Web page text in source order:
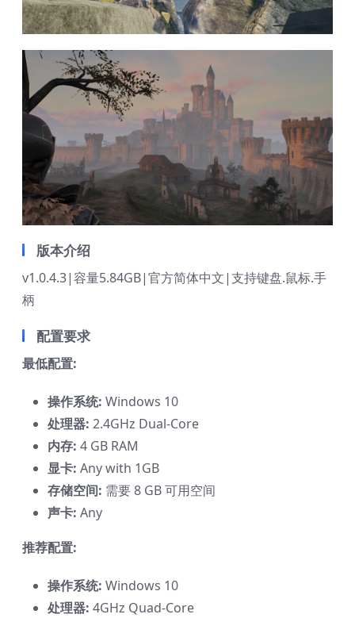
版本介绍
v1.0.4.3|容量5.84GB|官方简体中文|支持键盘.鼠标.手
柄
配置要求
最低配置:
操作系统: Windows 10
处理器: 2.4GHz Dual-Core
内存: 4 GB RAM
显卡: Any with 1GB
存储空间: 需要 8 GB 可用空间
声卡: Any
推荐配置:
操作系统: Windows 10
处理器: 4GHz Quad-Core